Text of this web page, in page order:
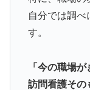
自分では調
す。
「今の職場が
訪問看護その